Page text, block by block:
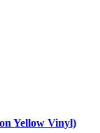
Yellow Vinyl)